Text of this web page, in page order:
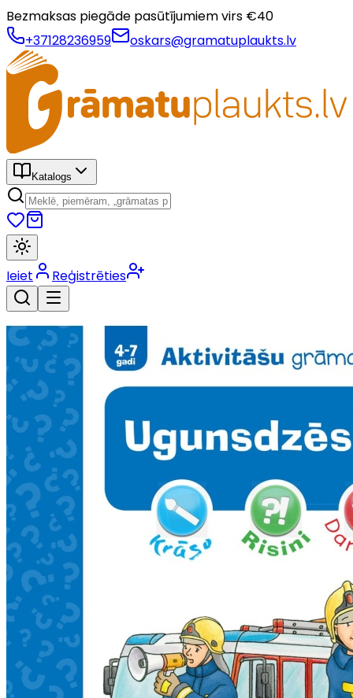
Bezmaksas piegāde pasūtījumiem virs €40
+37128236959
oskars@gramatuplaukts.lv
Katalogs
Ieiet Reģistrēties